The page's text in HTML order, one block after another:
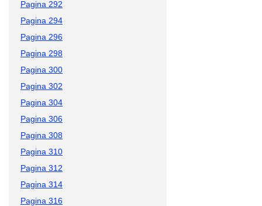
Pagina 292
Pagina 294
Pagina 296
Pagina 298
Pagina 300
Pagina 302
Pagina 304
Pagina 306
Pagina 308
Pagina 310
Pagina 312
Pagina 314
Pagina 316